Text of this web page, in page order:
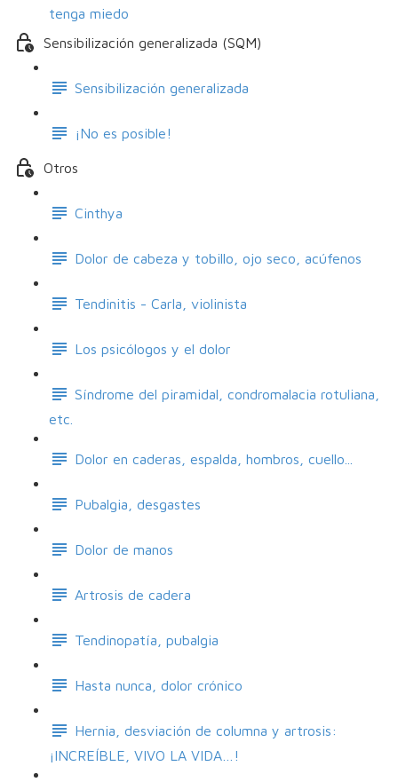
tenga miedo
Sensibilización generalizada (SQM)
Sensibilización generalizada
¡No es posible!
Otros
Cinthya
Dolor de cabeza y tobillo, ojo seco, acúfenos
Tendinitis - Carla, violinista
Los psicólogos y el dolor
Síndrome del piramidal, condromalacia rotuliana,
etc.
Dolor en caderas, espalda, hombros, cuello...
Pubalgia, desgastes
Dolor de manos
Artrosis de cadera
Tendinopatía, pubalgia
Hasta nunca, dolor crónico
Hernia, desviación de columna y artrosis:
¡INCREÍBLE, VIVO LA VIDA…!